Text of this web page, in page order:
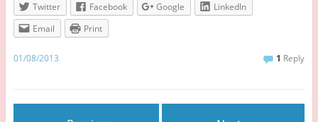
Twitter
Facebook Google
LinkedIn
Email
Print
01/08/2013 1 Reply